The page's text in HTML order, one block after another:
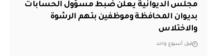
مجلس الديوانية يعلن ضبط مسؤول الحسابات
بديوان المحافظة وموظفين بتهم الرشوة
والاختلاس
قبل أسبوع واحد